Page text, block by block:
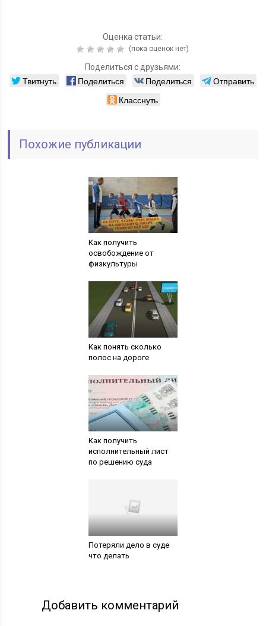
Оценка статьи:
(пока оценок нет)
Поделиться с друзьями:
Твитнуть Поделиться Поделиться
Отправить
Класснуть
Похожие публикации
Как получить
освобождение от
физкультуры
Как понять сколько
полос на дороге
Как получить
исполнительный лист
по решению суда
Потеряли дело в суде
что делать
Добавить комментарий